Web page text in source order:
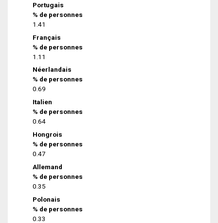
Portugais
% de personnes
1.41
Français
% de personnes
1.11
Néerlandais
% de personnes
0.69
Italien
% de personnes
0.64
Hongrois
% de personnes
0.47
Allemand
% de personnes
0.35
Polonais
% de personnes
0.33